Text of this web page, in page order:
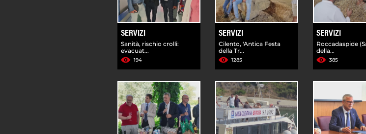
SERVIZI
Sanità, rischio crolli:
evacuat...
194
SERVIZI
Cilento, 'Antica Festa
della Tr...
1285
SERVIZI
Roccadaspide
della...
385